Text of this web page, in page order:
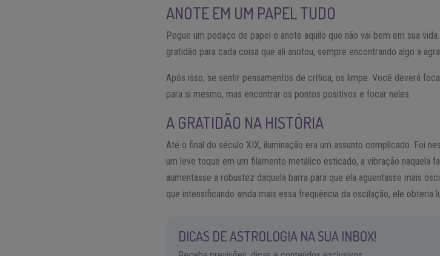
ANOTE EM UM PAPEL TUDO
Pegue um pedaço de papel e anote aquilo que não vai bem em sua
gratidão para cada coisa que ali anotou, sempre encontrando algo a
Após isso, se sentir pensamentos de crítica, os limpe. Você deverá
para si mesmo, mas encontrar os pontos positivos e focar neles.
A GRATIDÃO NA HISTÓRIA
Até o final do século XIX, iluminação era um assunto complicado. Foi
um leve toque em um filamento metálico esticado, a vibração naquela
aumentasse a robustez daquela barra para que ela aguentasse mais
que intensificando ainda mais essa frequência da oscilação, ele obteria
DICAS DE ASTROLOGIA NA SUA INBOX!